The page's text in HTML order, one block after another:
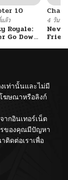
10
ล้ว
Royale:
Go Down
4 วันที่
เท่านั้นและไม่มี
ฆษณาหรือลิงก์
กอินเทอร์เน็ต
รของคุณมีปัญหา
ติดต่อเราเพื่อ